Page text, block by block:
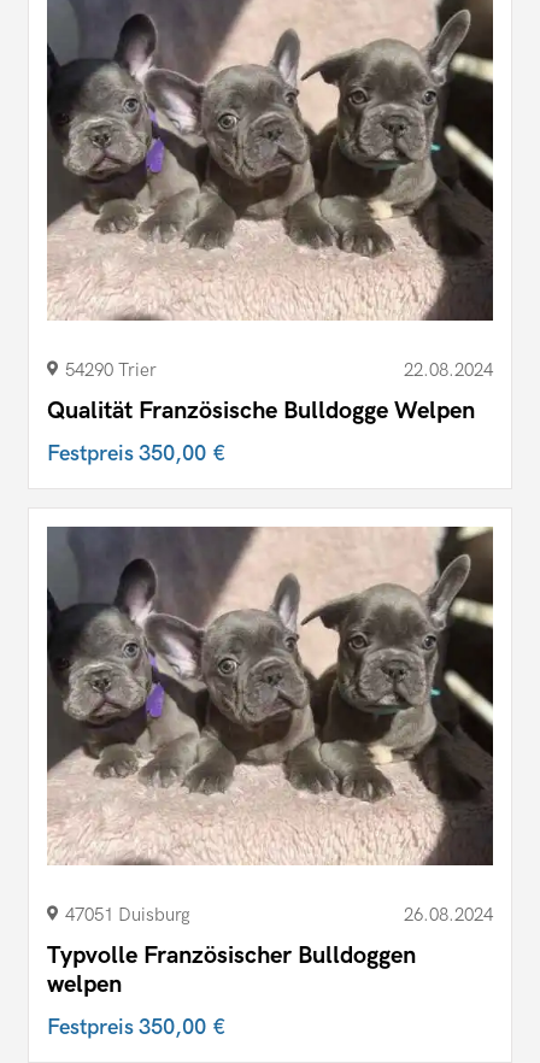
54290 Trier 22.08.2024
Qualität Französische Bulldogge Welpen
Festpreis350,00 €
47051 Duisburg 26.08.2024
Typvolle Französischer Bulldoggen
welpen
Festpreis350,00 €